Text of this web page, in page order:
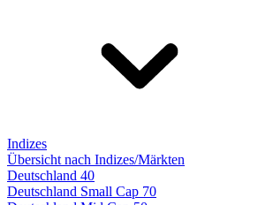
Indizes
Übersicht nach Indizes/Märkten
Deutschland 40
Deutschland Small Cap 70